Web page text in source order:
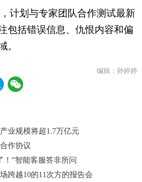
划与专家团队合作测试最新
包括错误信息、仇恨内容和偏
。
编辑：孙婷婷
业规模将超1.7万亿元
作协议
”智能客服答非所问
跨越10的11次方的报告会